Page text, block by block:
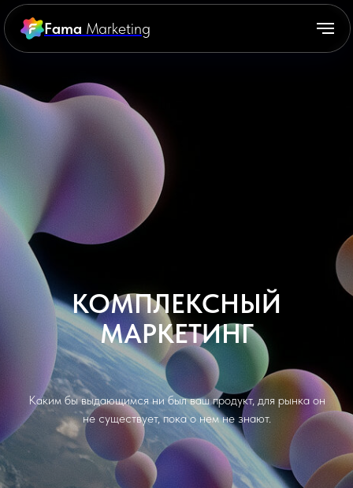
Fama Marketing
КОМПЛЕКСНЫЙ
МАРКЕТИНГ
Каким бы выдающимся ни был ваш продукт, для рынка он
не существует, пока о нем не знают.